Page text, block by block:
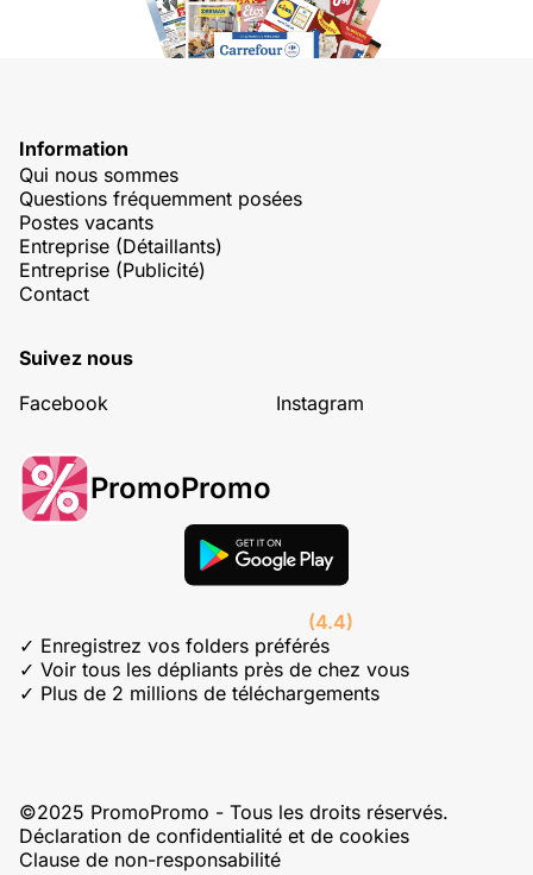
Information
Qui nous sommes
Questions fréquemment posées
Postes vacants
Entreprise (Détaillants)
Entreprise (Publicité)
Contact
Suivez nous
Facebook
Instagram
PromoPromo
(4.4)
✓ Enregistrez vos folders préférés
✓ Voir tous les dépliants près de chez vous
✓ Plus de 2 millions de téléchargements
©2025 PromoPromo - Tous les droits réservés.
Déclaration de confidentialité et de cookies
Clause de non-responsabilité